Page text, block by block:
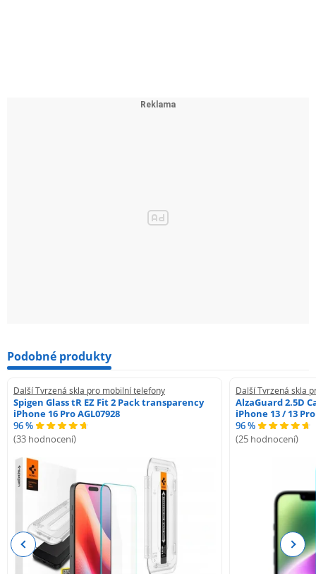
Podobné produkty
Další Tvrzená skla pro mobilní telefony
Spigen Glass tR EZ Fit 2 Pack transparency
iPhone 16 Pro AGL07928
96 %
(33 hodnocení)
Další Tvrzená skla
AlzaGuard 2.5D
iPhone 13 / 13 Pro
96 %
(25 hodnocení)
Previous Next